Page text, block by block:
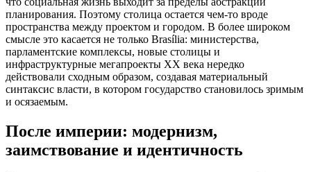
планирования. Поэтому столица остается чем-то вроде
пространства между проектом и городом. В более широком
смысле это касается не только Brasília: министерства,
парламентские комплексы, новые столицы и
инфраструктурные мегапроекты XX века нередко
действовали сходным образом, создавая материальный
синтаксис власти, в котором государство становилось зримым
и осязаемым.
После империи: модернизм,
заимствование и идентичность